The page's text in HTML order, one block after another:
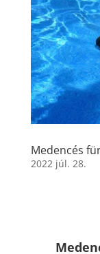
Medencés
2022 júl. 28.